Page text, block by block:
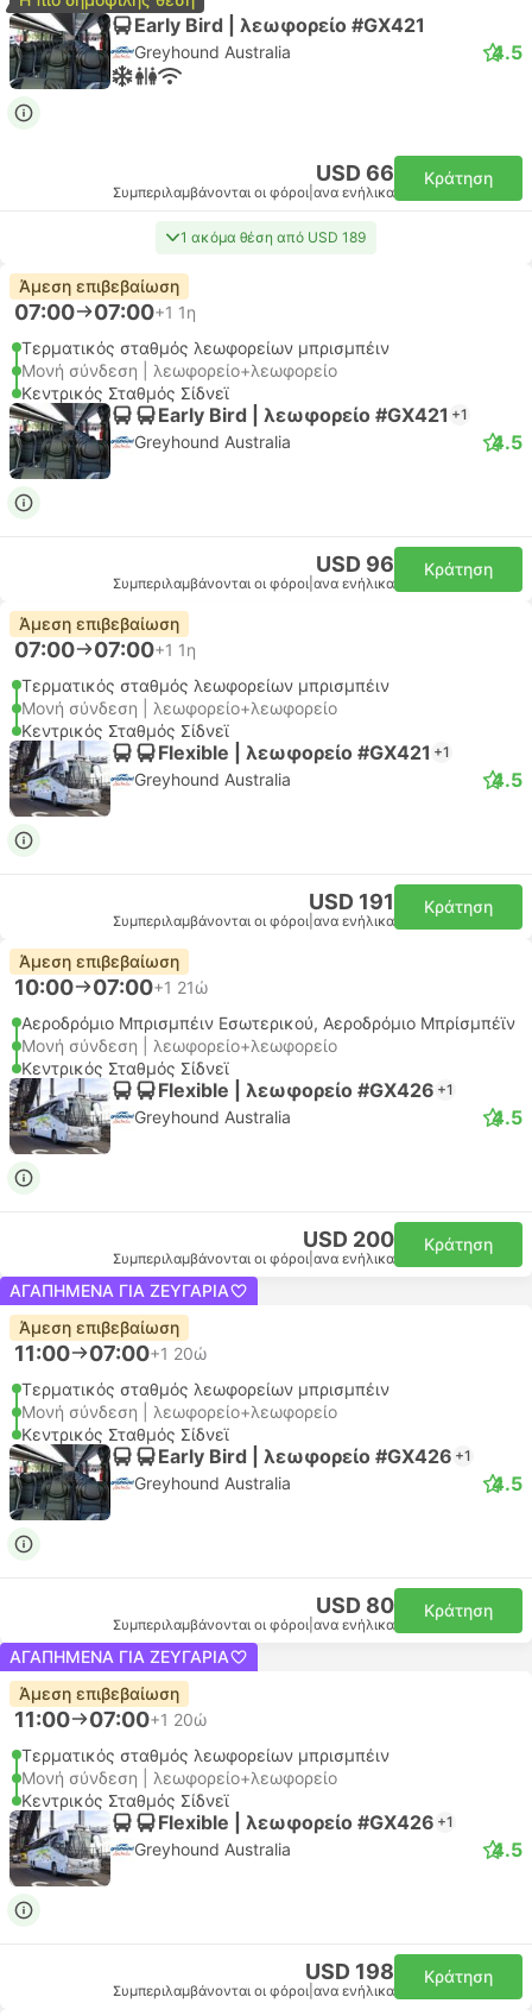
Early Bird | λεωφορείο #GX421
Greyhound Australia 4.5
USD 66
Συμπεριλαμβάνονται οι φόροι ανα ενήλικα
Κράτηση
1 ακόμα θέση από USD 189
Άμεση επιβεβαίωση
07:00 07:00+1 1η
Τερματικός σταθμός λεωφορείων μπρισμπέιν
Μονή σύνδεση | λεωφορείο+λεωφορείο
Κεντρικός Σταθμός Σίδνεϊ
Early Bird | λεωφορείο #GX421 +1
Greyhound Australia 4.5
USD 96
Συμπεριλαμβάνονται οι φόροι ανα ενήλικα
Κράτηση
Άμεση επιβεβαίωση
07:00 07:00+1 1η
Τερματικός σταθμός λεωφορείων μπρισμπέιν
Μονή σύνδεση | λεωφορείο+λεωφορείο
Κεντρικός Σταθμός Σίδνεϊ
Flexible | λεωφορείο #GX421 +1
Greyhound Australia 4.5
USD 191
Συμπεριλαμβάνονται οι φόροι ανα ενήλικα
Κράτηση
Άμεση επιβεβαίωση
10:00 07:00+1 21ώ
Αεροδρόμιο Μπρισμπέιν Εσωτερικού, Αεροδρόμιο Μπρίσμπέϊν
Μονή σύνδεση | λεωφορείο+λεωφορείο
Κεντρικός Σταθμός Σίδνεϊ
Flexible | λεωφορείο #GX426 +1
Greyhound Australia 4.5
USD 200
Συμπεριλαμβάνονται οι φόροι ανα ενήλικα
Κράτηση
ΑΓΑΠΗΜΈΝΑ ΓΙΑ ΖΕΥΓΆΡΙΑ
Άμεση επιβεβαίωση
11:00 07:00+1 20ώ
Τερματικός σταθμός λεωφορείων μπρισμπέιν
Μονή σύνδεση | λεωφορείο+λεωφορείο
Κεντρικός Σταθμός Σίδνεϊ
Early Bird | λεωφορείο #GX426 +1
Greyhound Australia 4.5
USD 80
Συμπεριλαμβάνονται οι φόροι ανα ενήλικα
Κράτηση
ΑΓΑΠΗΜΈΝΑ ΓΙΑ ΖΕΥΓΆΡΙΑ
Άμεση επιβεβαίωση
11:00 07:00+1 20ώ
Τερματικός σταθμός λεωφορείων μπρισμπέιν
Μονή σύνδεση | λεωφορείο+λεωφορείο
Κεντρικός Σταθμός Σίδνεϊ
Flexible | λεωφορείο #GX426 +1
Greyhound Australia 4.5
USD 198
Συμπεριλαμβάνονται οι φόροι ανα ενήλικα
Κράτηση